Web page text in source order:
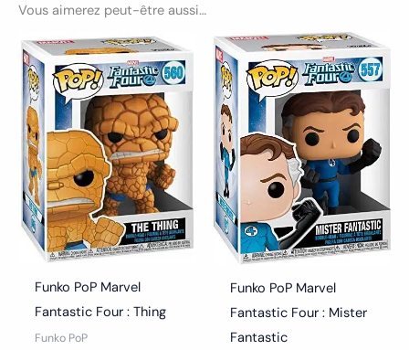
Vous aimerez peut-être aussi…
Funko PoP Marvel
Fantastic Four : Thing
Funko PoP
Funko PoP Marvel
Fantastic Four : Mister
Fantastic